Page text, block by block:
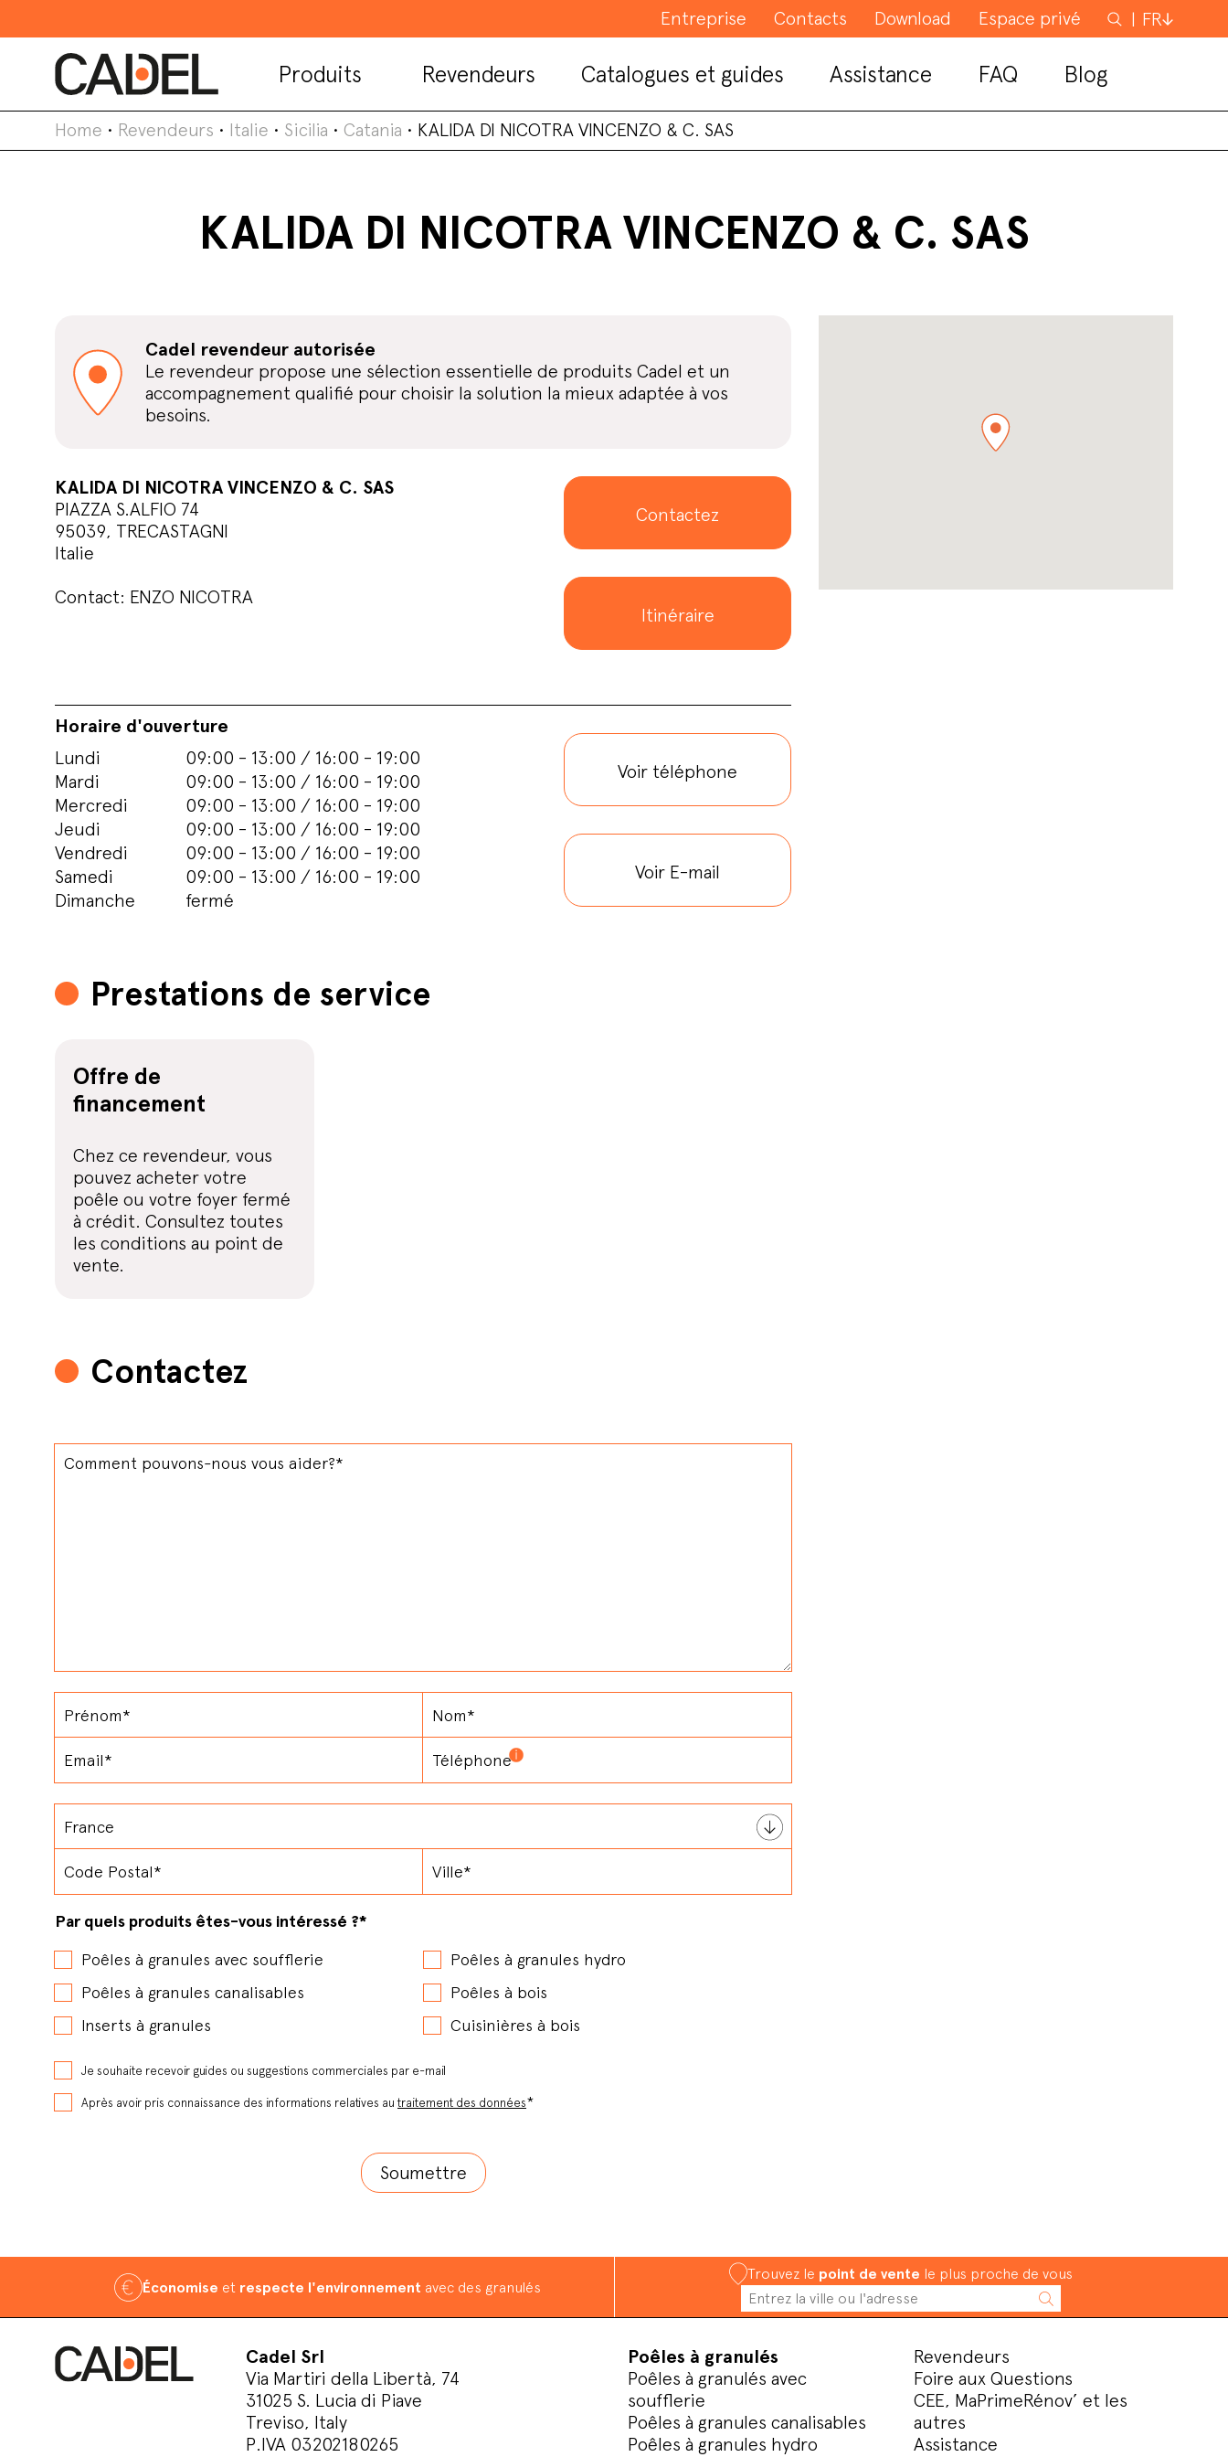
Entreprise Contacts Download Espace privé Rechercher
FR
Produits Revendeurs Catalogues et guides Assistance FAQ Blog
Home • Revendeurs • Italie • Sicilia • Catania • KALIDA DI NICOTRA VINCENZO & C. SAS
KALIDA DI NICOTRA VINCENZO & C. SAS
Cadel revendeur autorisée
Le revendeur propose une sélection essentielle de produits Cadel et un
accompagnement qualifié pour choisir la solution la mieux adaptée à vos
besoins.
KALIDA DI NICOTRA VINCENZO & C. SAS
PIAZZA S.ALFIO 74
95039, TRECASTAGNI
Italie
Contact: ENZO NICOTRA
Contactez
Itinéraire
Horaire d'ouverture
Lundi
09:00 - 13:00 / 16:00 - 19:00
Mardi
09:00 - 13:00 / 16:00 - 19:00
Mercredi
09:00 - 13:00 / 16:00 - 19:00
Jeudi
09:00 - 13:00 / 16:00 - 19:00
Vendredi
09:00 - 13:00 / 16:00 - 19:00
Samedi
09:00 - 13:00 / 16:00 - 19:00
Dimanche
fermé
Voir téléphone
Voir E-mail
Prestations de service
Offre de
financement
Chez ce revendeur, vous
pouvez acheter votre
poêle ou votre foyer fermé
à crédit. Consultez toutes
les conditions au point de
vente.
Contactez
Par quels produits êtes-vous intéressé ?*
Poêles à granules avec soufflerie
Poêles à granules hydro
Poêles à granules canalisables
Poêles à bois
Inserts à granules
Cuisinières à bois
Je souhaite recevoir guides ou suggestions commerciales par e-mail
Après avoir pris connaissance des informations relatives au traitement des données*
Économise et respecte l'environnement avec des granulés
Trouvez le point de vente le plus proche de vous
Cadel Srl
Via Martiri della Libertà, 74
31025 S. Lucia di Piave
Treviso, Italy
P.IVA 03202180265
Poêles à granulés
Poêles à granulés avec
soufflerie
Poêles à granules canalisables
Poêles à granules hydro
Revendeurs
Foire aux Questions
CEE, MaPrimeRénov’ et les
autres
Assistance